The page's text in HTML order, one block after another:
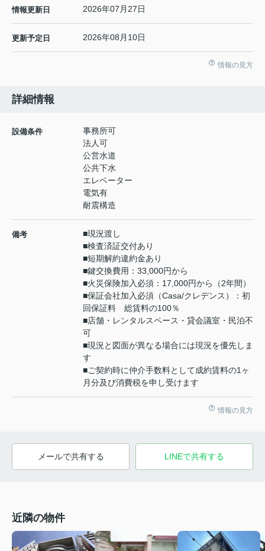
情報更新日 2026年07月27日
更新予定日 2026年08月10日
情報の見方
詳細情報
設備条件
事務所可
法人可
公営水道
公共下水
エレベーター
電気有
耐震構造
備考
■現況渡し
■検査済証交付あり
■短期解約違約金あり
■鍵交換費用：33,000円から
■火災保険加入必須：17,000円から（2年間）
■保証会社加入必須（Casa/クレデンス）：初
回保証料 総賃料の100％
■店舗・レンタルスペース・貸会議室・民泊不
可
■現況と図面が異なる場合には現況を優先しま
す
■ご契約時に仲介手数料として成約賃料の1ヶ
月分及び消費税を申し受けます
情報の見方
メールで共有する LINEで共有する
近隣の物件